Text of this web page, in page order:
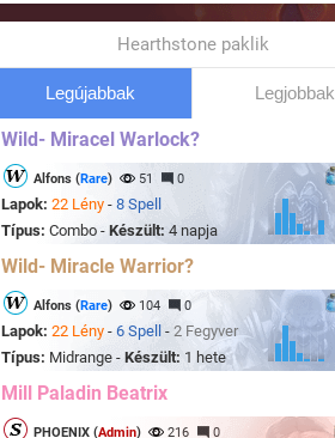
Hearthstone paklik
Legújabbak Legjobbak
Wild- Miracel Warlock?
Alfons (Rare) 51 0
Lapok: 22 Lény - 8 Spell
Típus: Combo - Készült: 4 napja
Wild- Miracle Warrior?
Alfons (Rare) 104 0
Lapok: 22 Lény - 6 Spell - 2 Fegyver
Típus: Midrange - Készült: 1 hete
Mill Paladin Beatrix
PHOENIX (Admin) 216 0